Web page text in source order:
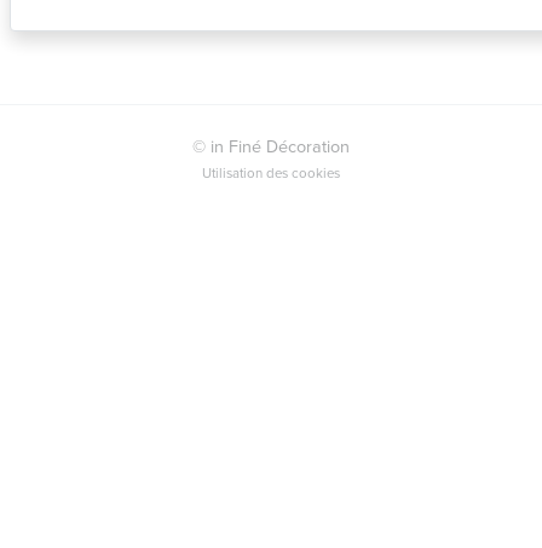
© in Finé Décoration
Utilisation des cookies